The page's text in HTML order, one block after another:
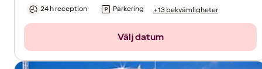
24 h reception Parkering +13 bekvämligheter
Välj datum